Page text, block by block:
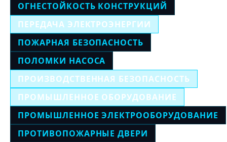
ОГНЕСТОЙКОСТЬ КОНСТРУКЦИЙ
ПЕРЕДАЧА ЭЛЕКТРОЭНЕРГИИ
ПОЖАРНАЯ БЕЗОПАСНОСТЬ
ПОЛОМКИ НАСОСА
ПРОИЗВОДСТВЕННАЯ БЕЗОПАСНОСТЬ
ПРОМЫШЛЕННОЕ ОБОРУДОВАНИЕ
ПРОМЫШЛЕННОЕ ЭЛЕКТРООБОРУДОВАНИЕ
ПРОТИВОПОЖАРНЫЕ ДВЕРИ